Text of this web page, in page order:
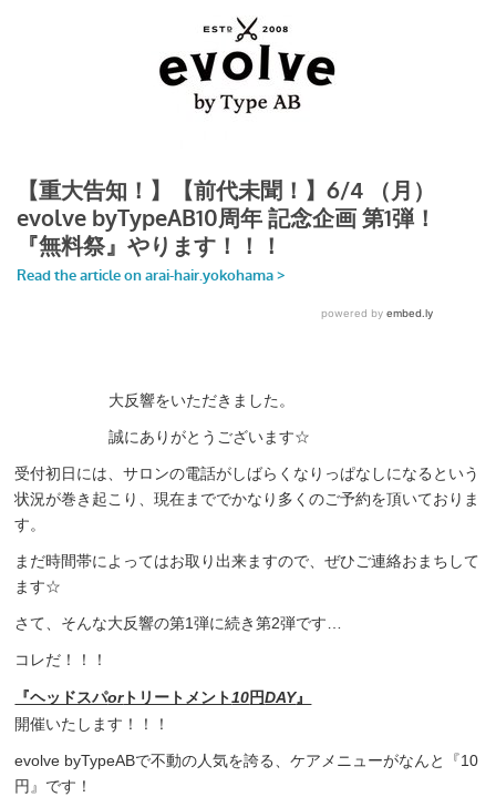
大反響をいただきました。
誠にありがとうございます☆
受付初日には、サロンの電話がしばらくなりっぱなしになるという
状況が巻き起こり、現在まででかなり多くのご予約を頂いておりま
す。
まだ時間帯によってはお取り出来ますので、ぜひご連絡おまちして
ます☆
さて、そんな大反響の第1弾に続き第2弾です…
コレだ！！！
『ヘッドスパorトリートメント10円DAY』
開催いたします！！！
evolve byTypeABで不動の人気を誇る、ケアメニューがなんと『10
円』です！